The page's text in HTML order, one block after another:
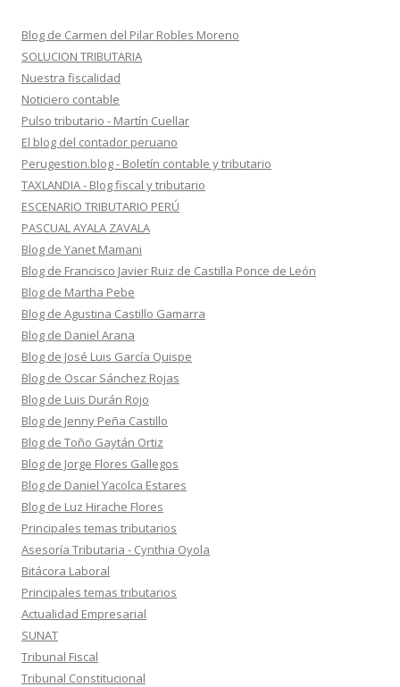
Blog de Carmen del Pilar Robles Moreno
SOLUCION TRIBUTARIA
Nuestra fiscalidad
Noticiero contable
Pulso tributario - Martín Cuellar
El blog del contador peruano
Perugestion.blog - Boletín contable y tributario
TAXLANDIA - Blog fiscal y tributario
ESCENARIO TRIBUTARIO PERÚ
PASCUAL AYALA ZAVALA
Blog de Yanet Mamani
Blog de Francisco Javier Ruiz de Castilla Ponce de León
Blog de Martha Pebe
Blog de Agustina Castillo Gamarra
Blog de Daniel Arana
Blog de José Luis García Quispe
Blog de Oscar Sánchez Rojas
Blog de Luis Durán Rojo
Blog de Jenny Peña Castillo
Blog de Toño Gaytán Ortiz
Blog de Jorge Flores Gallegos
Blog de Daniel Yacolca Estares
Blog de Luz Hirache Flores
Principales temas tributarios
Asesoría Tributaria - Cynthia Oyola
Bitácora Laboral
Principales temas tributarios
Actualidad Empresarial
SUNAT
Tribunal Fiscal
Tribunal Constitucional